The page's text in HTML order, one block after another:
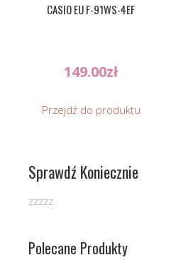
CASIO EU F-91WS-4EF
149.00zł
Przejdź do produktu
Sprawdź Koniecznie
zzzzz
Polecane Produkty